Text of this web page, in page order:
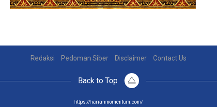
Redaksi Pedoman Siber Disclaimer Contact Us
Back to Top
https://harianmomentum.com/